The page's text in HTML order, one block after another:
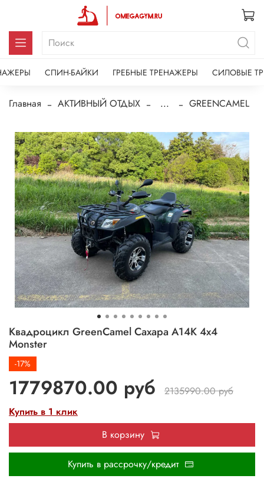
СПИН-БАЙКИ ГРЕБНЫЕ ТРЕНАЖЕРЫ СИЛОВЫЕ
Главная АКТИВНЫЙ ОТДЫХ ... GREENCAMEL
Квадроцикл GreenCamel Сахара A14К 4x4
Monster
-17%
1779870.00 руб
2135990.00 руб
Купить в 1 клик
В корзину
Купить в рассрочку/кредит